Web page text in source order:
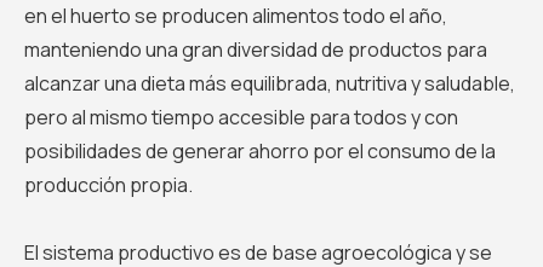
en el huerto se producen alimentos todo el año,
manteniendo una gran diversidad de productos para
alcanzar una dieta más equilibrada, nutritiva y saludable,
pero al mismo tiempo accesible para todos y con
posibilidades de generar ahorro por el consumo de la
producción propia.
El sistema productivo es de base agroecológica y se